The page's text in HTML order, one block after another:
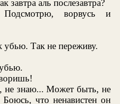
завтра аль послезавтра?
ворвусь и
Так не переживу.
знаю... Может быть, не
что ненавистен он